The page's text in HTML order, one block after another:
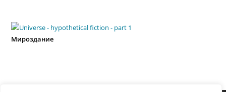
Мироздание